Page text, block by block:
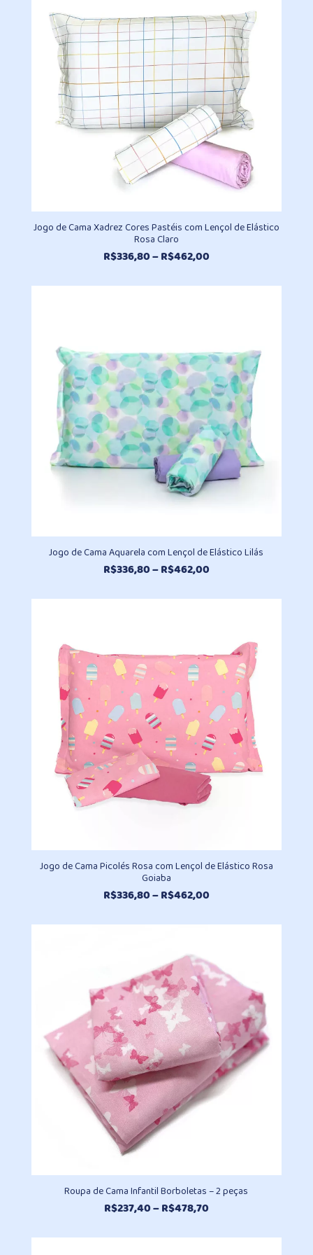
Jogo de Cama Xadrez Cores Pastéis com Lençol de Elástico
Rosa Claro
R$336,80–R$462,00Faixa
preço:
Jogo de Cama Aquarela com Lençol de Elástico Lilás
R$336,80–R$462,00Faixa
preço:
R$462,00
Jogo de Cama Picolés Rosa com Lençol de Elástico Rosa
Goiaba
R$336,80–R$462,00Faixa
preço:
R$462,00
Roupa de Cama Infantil Borboletas – 2 peças
R$237,40–R$478,70Faixa
preço: